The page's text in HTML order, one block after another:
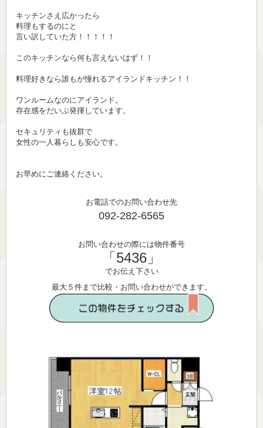
キッチンさえ広かったら
料理もするのにと
言い訳していた方！！！！！
このキッチンなら何も言えないはず！！
料理好きなら誰もが憧れるアイランドキッチン！！
ワンルームなのにアイランド。
存在感をだいぶ発揮しています。
セキュリティも抜群で
女性の一人暮らしも安心です。
お早めにご連絡ください。
お電話でのお問い合わせ先
092-282-6565
お問い合わせの際には物件番号
「5436」
でお伝え下さい
最大５件まで比較・お問い合わせができます。